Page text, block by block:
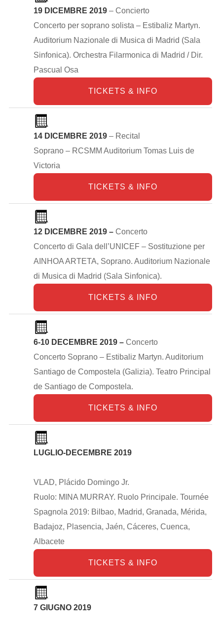
19 DICEMBRE 2019 – Concierto
Concerto per soprano solista – Estibaliz Martyn.
Auditorium Nazionale di Musica di Madrid (Sala
Sinfonica). Orchestra Filarmonica di Madrid / Dir.
Pascual Osa
TICKETS & INFO
14 DICEMBRE 2019 – Recital
Soprano – RCSMM Auditorium Tomas Luis de
Victoria
TICKETS & INFO
12 DICEMBRE 2019 –Concerto
Concerto di Gala dell’UNICEF – Sostituzione per
AINHOA ARTETA, Soprano. Auditorium Nazionale
di Musica di Madrid (Sala Sinfonica).
TICKETS & INFO
6-10 DECEMBRE 2019 – Concerto
Concerto Soprano – Estibaliz Martyn. Auditorium
Santiago de Compostela (Galizia). Teatro Principal
de Santiago de Compostela.
TICKETS & INFO
LUGLIO-DECEMBRE 2019
VLAD, Plácido Domingo Jr.
Ruolo: MINA MURRAY. Ruolo Principale. Tournée
Spagnola 2019: Bilbao, Madrid, Granada, Mérida,
Badajoz, Plasencia, Jaén, Cáceres, Cuenca,
Albacete
TICKETS & INFO
7 GIUGNO 2019